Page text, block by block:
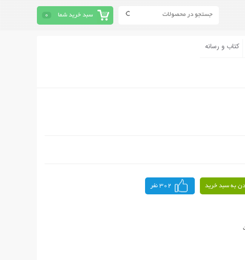
سبد خرید شما 0
کتاب و رسانه
به سبد خرید 302 نفر